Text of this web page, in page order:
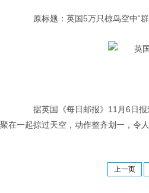
原标题：英国5万只椋鸟空中“群
据英国《每日邮报》11月6日报
聚在一起掠过天空，动作整齐划一，令
上一页